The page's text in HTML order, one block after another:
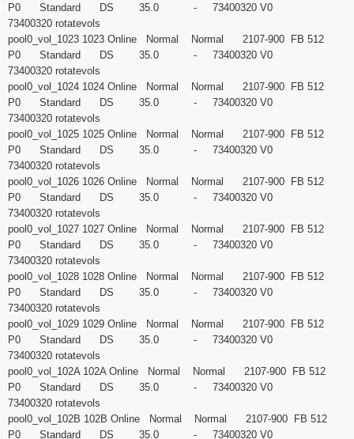
P0 Standard DS 35.0 - 73400320 V0
73400320 rotatevols
pool0_vol_1023 1023 Online Normal Normal 2107-900 FB 512
P0 Standard DS 35.0 - 73400320 V0
73400320 rotatevols
pool0_vol_1024 1024 Online Normal Normal 2107-900 FB 512
P0 Standard DS 35.0 - 73400320 V0
73400320 rotatevols
pool0_vol_1025 1025 Online Normal Normal 2107-900 FB 512
P0 Standard DS 35.0 - 73400320 V0
73400320 rotatevols
pool0_vol_1026 1026 Online Normal Normal 2107-900 FB 512
P0 Standard DS 35.0 - 73400320 V0
73400320 rotatevols
pool0_vol_1027 1027 Online Normal Normal 2107-900 FB 512
P0 Standard DS 35.0 - 73400320 V0
73400320 rotatevols
pool0_vol_1028 1028 Online Normal Normal 2107-900 FB 512
P0 Standard DS 35.0 - 73400320 V0
73400320 rotatevols
pool0_vol_1029 1029 Online Normal Normal 2107-900 FB 512
P0 Standard DS 35.0 - 73400320 V0
73400320 rotatevols
pool0_vol_102A 102A Online Normal Normal 2107-900 FB 512
P0 Standard DS 35.0 - 73400320 V0
73400320 rotatevols
pool0_vol_102B 102B Online Normal Normal 2107-900 FB 512
P0 Standard DS 35.0 - 73400320 V0